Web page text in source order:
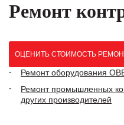
Ремонт
ОЦЕНИТЬ СТОИМОСТЬ
Ремонт оборудования
Ремонт промышленных
других производителей